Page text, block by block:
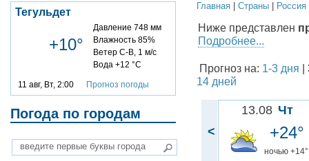
Тегульдет
+10°
Давление 748 мм
Влажность 85%
Ветер С-В, 1 м/с
Вода +12 °C
11 авг, Вт, 2:00 Прогноз погоды
Погода по городам
Главная Cтраны Россия
Ниже представлен
Подробнее...
Прогноз на: 1-3 дня
14 дней
<
13.08 Чт
+24°
ночью +14°